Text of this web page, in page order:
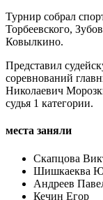
Турнир собрал
Торбеевского,
Ковылкино.
Представил
соревнований
Николаевич
судья 1 категории.
места заняли
Скапцова
Шишкаеква
Андреев
Кечин Егор